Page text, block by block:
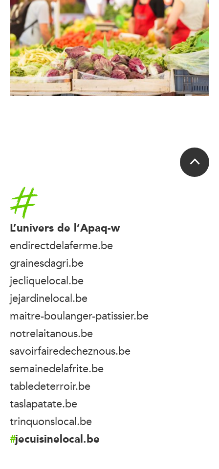
Accueil
L’univers de l’Apaq-w
endirectdelaferme.be
grainesdagri.be
jecliquelocal.be
jejardinelocal.be
maitre-boulanger-patissier.be
notrelaitanous.be
savoirfairedecheznous.be
semainedelafrite.be
tabledeterroir.be
taslapatate.be
trinquonslocal.be
jecuisinelocal.be